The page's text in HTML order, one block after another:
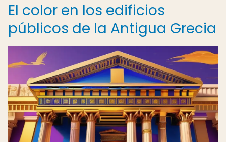
El color en los edificios
públicos de la Antigua Grecia